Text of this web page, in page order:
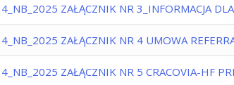
4_NB_2025 ZAŁĄCZNIK NR 3_INFORMACJA
4_NB_2025 ZAŁĄCZNIK NR 4 UMOWA
4_NB_2025 ZAŁĄCZNIK NR 5 CRACOVIA-HF